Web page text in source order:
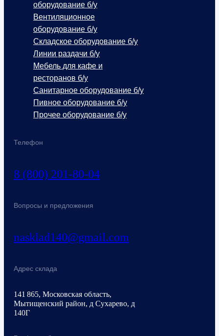
Телефон
8 (800) 201-80-04
Вопросы и предложения
nasklad140@gmail.com
Адрес склада
141 865, Московская область,
Мытищенский район, д Сухарево, д
140Г
оборудование б/у
Вентиляционное
оборудование б/у
Складское оборудование б/у
Линии раздачи б/у
Мебель для кафе и
ресторанов б/у
Санитарное оборудование б/у
Пивное оборудование б/у
Прочее оборудование б/у